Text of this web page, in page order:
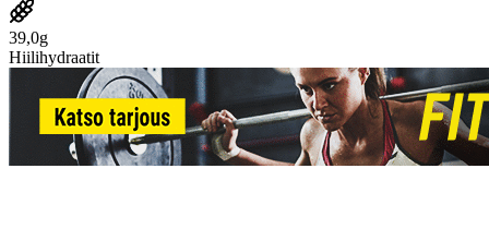
39,0g
Hiilihydraatit